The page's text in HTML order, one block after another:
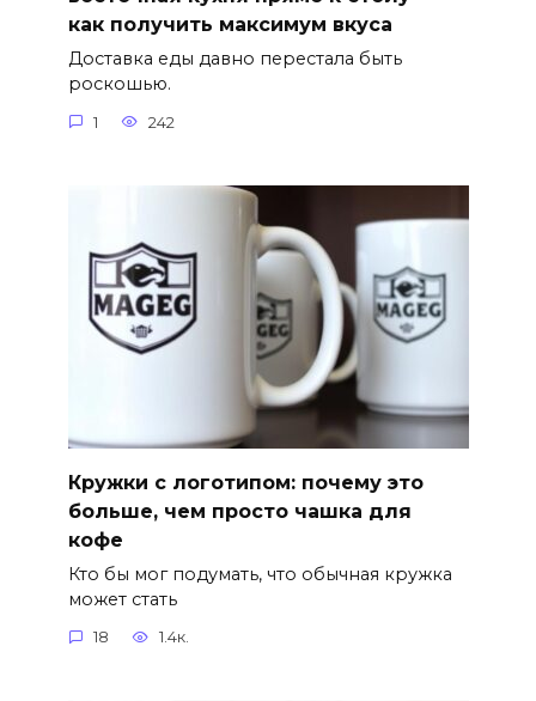
как получить максимум вкуса
Доставка еды давно перестала быть
роскошью.
1 242
Кружки с логотипом: почему это
больше, чем просто чашка для
кофе
Кто бы мог подумать, что обычная кружка
может стать
18 1.4к.